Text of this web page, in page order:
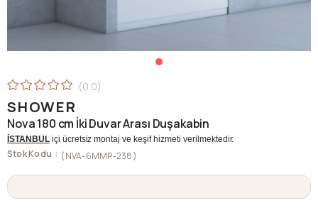
0.0
SHOWER
Nova 180 cm İki Duvar Arası Duşakabin
İSTANBULiçi ücretsiz montaj ve keşif hizmeti verilmektedir.
Stok Kodu (NVA-6MMP-238)